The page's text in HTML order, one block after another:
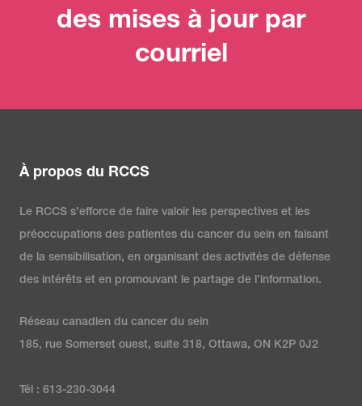
des mises à jour par
courriel
À propos du RCCS
Le RCCS s’efforce de faire valoir les perspectives et les
préoccupations des patientes du cancer du sein en faisant
de la sensibilisation, en organisant des activités de défense
des intérêts et en promouvant le partage de l’information.
Réseau canadien du cancer du sein
185, rue Somerset ouest, suite 318, Ottawa, ON K2P 0J2
Tél : 613-230-3044